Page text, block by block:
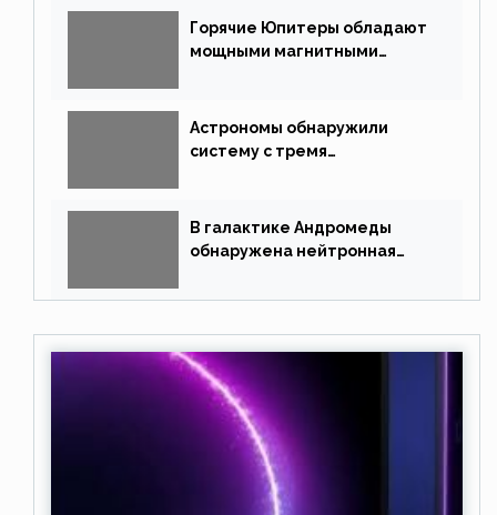
Горячие Юпитеры обладают
мощными магнитными
Астрономы обнаружили
систему с тремя
В галактике Андромеды
обнаружена нейтронная